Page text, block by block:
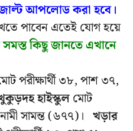
আপলোড করা হবে।
পাবেন এতেই যোগ হয়ে
কিছু জানতে এখানে
পরীক্ষার্থী ৩৮, পাশ ৩৭,
হাইস্কুলমোট
সামন্ত (৬৭৭)। খড়ার